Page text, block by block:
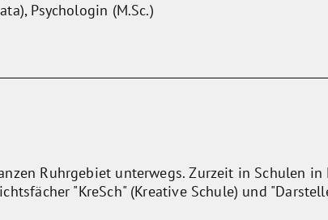
Psychologin (M.Sc.)
Ruhrgebiet unterwegs. Zurzeit in Schulen in
"KreSch" (Kreative Schule) und